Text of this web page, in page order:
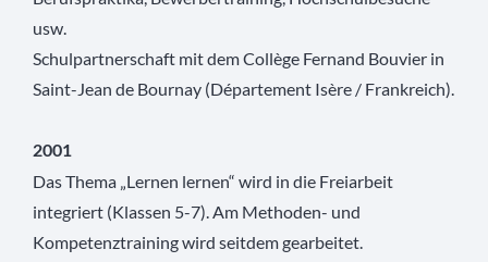
usw.
Schulpartnerschaft mit dem Collège Fernand Bouvier in
Saint-Jean de Bournay (Département Isère / Frankreich).
2001
Das Thema „Lernen lernen“ wird in die Freiarbeit
integriert (Klassen 5-7). Am Methoden- und
Kompetenztraining wird seitdem gearbeitet.